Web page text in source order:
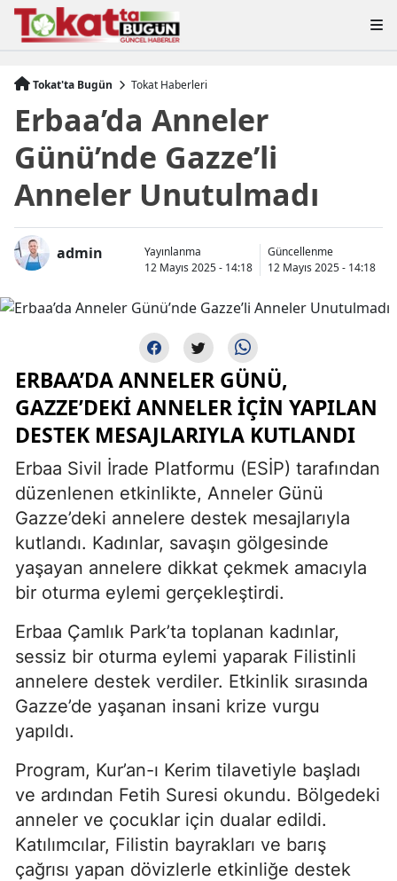
Tokat'ta Bugün Tokat Haberleri
Erbaa’da Anneler
Günü’nde Gazze’li
Anneler Unutulmadı
admin
Yayınlanma
12 Mayıs 2025 - 14:18
Güncellenme
12 Mayıs 2025 - 14:18
ERBAA’DA ANNELER GÜNÜ,
GAZZE’DEKI ANNELER IÇIN YAPILAN
DESTEK MESAJLARIYLA KUTLANDI
Erbaa Sivil İrade Platformu (ESİP) tarafından
düzenlenen etkinlikte, Anneler Günü
Gazze’deki annelere destek mesajlarıyla
kutlandı. Kadınlar, savaşın gölgesinde
yaşayan annelere dikkat çekmek amacıyla
bir oturma eylemi gerçekleştirdi.
Erbaa Çamlık Park’ta toplanan kadınlar,
sessiz bir oturma eylemi yaparak Filistinli
annelere destek verdiler. Etkinlik sırasında
Gazze’de yaşanan insani krize vurgu
yapıldı.
Program, Kur’an-ı Kerim tilavetiyle başladı
ve ardından Fetih Suresi okundu. Bölgedeki
anneler ve çocuklar için dualar edildi.
Katılımcılar, Filistin bayrakları ve barış
çağrısı yapan dövizlerle etkinliğe destek